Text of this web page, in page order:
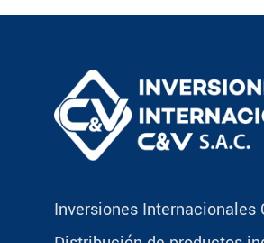
Inversiones Internacionales